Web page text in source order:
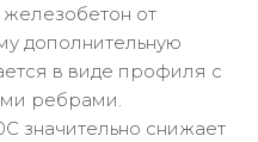
от
дополнительную
в виде профиля с
ребрами.
значительно снижает